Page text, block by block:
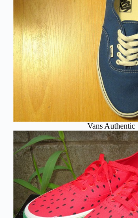
Vans Authentic